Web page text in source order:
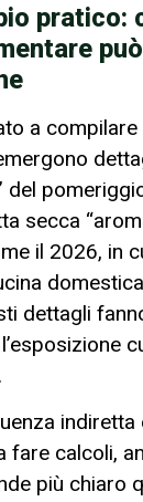
pratico:
a
del
secca
il 2026, in
dettagli
indiretta
fare calcoli,
più chiaro